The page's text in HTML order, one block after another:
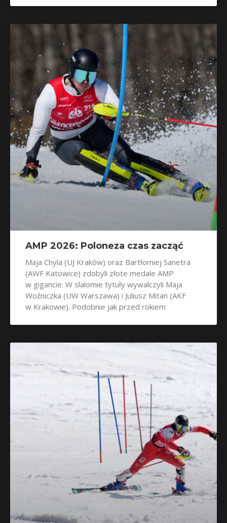
AMP 2026: Poloneza czas zacząć
Maja Chyla (UJ Kraków) oraz Bartłomiej Sanetra
(AWF Katowice) zdobyli złote medale AMP
w gigancie. W slalomie tytuły wywalczyli Maja
Woźniczka (UW Warszawa) i Juliusz Mitan (AKF
w Krakowie). Podobnie jak przed rokiem